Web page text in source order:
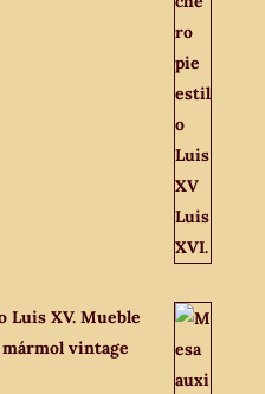
Luis XV. Mueble
vintage